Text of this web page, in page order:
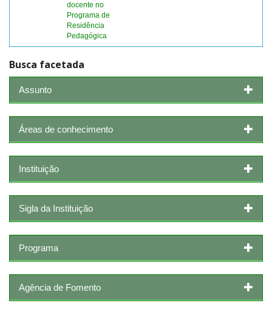
docente no
Programa de
Residência
Pedagógica
Busca facetada
Assunto
Áreas de conhecimento
Instituição
Sigla da Instituição
Programa
Agência de Fomento